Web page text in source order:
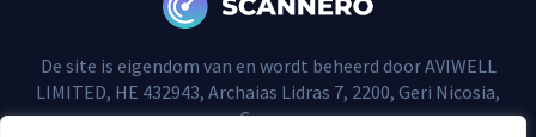
De site is eigendom van en wordt beheerd door AVIWELL
LIMITED, HE 432943, Archaias Lidras 7, 2200, Geri Nicosia,
Cyprus.